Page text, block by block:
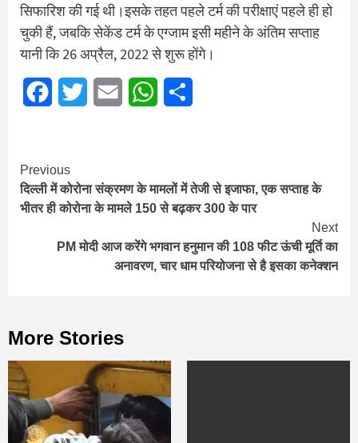
सिफारिश की गई थी।इसके तहत पहले टर्म की परीक्षाएं पहले ही हो
चुकी हैं, जबकि सेकेंड टर्म के एग्जाम इसी महीने के अंतिम सप्ताह
यानी कि 26 अप्रैल, 2022 से शुरू होंगे।
FacebookTwitter Email WhatsApp
Continue
Reading
Previous
दिल्ली में कोरोना संक्रमण के मामलों में तेजी से इजाफा, एक सप्ताह के
भीतर ही कोरोना के मामले 150 से बढ़कर 300 के पार
Next
PM मोदी आज करेंगे भगवान हनुमान की 108 फीट ऊंची मूर्ति का
अनावरण, चार धाम परियोजना से है इसका कनेक्शन
More Stories